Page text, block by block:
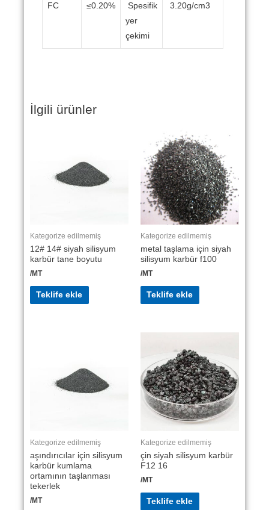
FC ≤0.20%
Spesifik
yer
çekimi
3.20g/cm3
İlgili ürünler
Kategorize edilmemiş
12# 14# siyah silisyum
karbür tane boyutu
/MT
Teklife ekle
Kategorize edilmemiş
metal taşlama için siyah
silisyum karbür f100
/MT
Teklife ekle
Kategorize edilmemiş
aşındırıcılar için silisyum
karbür kumlama
ortamının taşlanması
tekerlek
/MT
Kategorize edilmemiş
çin siyah silisyum karbür
F12 16
/MT
Teklife ekle